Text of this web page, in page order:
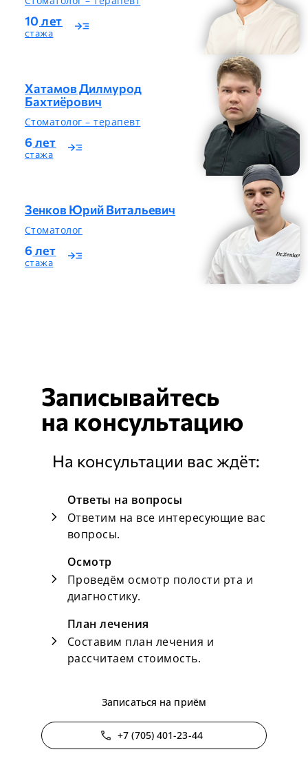
10 лет
стажа read_more
Хатамов Дилмурод
Бахтиёрович
Стоматолог – терапевт
6лет
стажа read_more
Зенков Юрий Витальевич
Стоматолог
6лет
стажа read_more
Записывайтесь
на консультацию
На консультации вас ждёт:
chevron_right
Ответы на вопросы
Ответим на все интересующие вас
вопросы.
chevron_right
Осмотр
Проведём осмотр полости рта и
диагностику.
chevron_right
План лечения
Составим план лечения и
рассчитаем стоимость.
Записаться на приём
phone +7 (705) 401-23-44